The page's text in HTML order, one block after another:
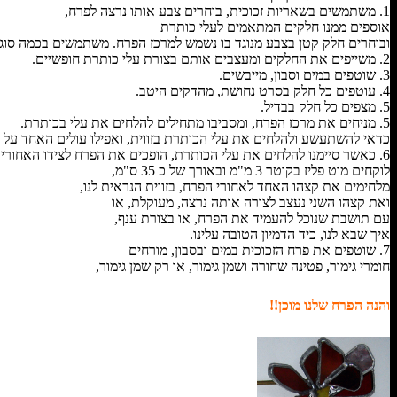
1. משתמשים בשאריות זכוכית, בוחרים צבע אותו נרצה לפרח,
אוספים ממנו חלקים המתאמים לעלי כותרת
ובוחרים חלק קטן בצבע מנוגד בו נשמש למרכז הפרח. משתמשים בכמה סוגי
2. משייפים את החלקים ומעצבים אותם בצורת עלי כותרת חופשיים.
3. שוטפים במים וסבון, מייבשים.
4. עוטפים כל חלק בסרט נחושת, מהדקים היטב.
5. מצפים כל חלק בבדיל.
5. מניחים את מרכז הפרח, ומסביבו מתחילים להלחים את עלי בכותרת.
כדאי להשתעשע ולהלחים את עלי הכותרת בזווית, ואפילו עולים האחד על
6. כאשר סיימנו להלחים את עלי הכותרת, הופכים את הפרח לצידו האחורי,
לוקחים מוט פליז בקוטר 3 מ"מ ובאורך של כ 35 ס"מ,
מלחימים את קצהו האחד לאחורי הפרח, בזווית הנראית לנו,
ואת קצהו השני נעצב לצורה אותה נרצה, מעוקלת, או
עם תושבת שנוכל להעמיד את הפרח, או בצורת ענף,
איך שבא לנו, כיד הדמיון הטובה עלינו.
7. שוטפים את פרח הזכוכית במים ובסבון, מורחים
חומרי גימור, פטינה שחורה ושמן גימור, או רק שמן גימור,
והנה הפרח שלנו מוכן!!